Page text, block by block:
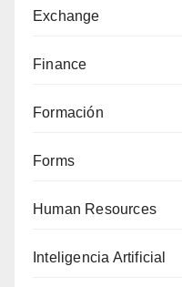
Exchange
Finance
Formación
Forms
Human Resources
Inteligencia Artificial